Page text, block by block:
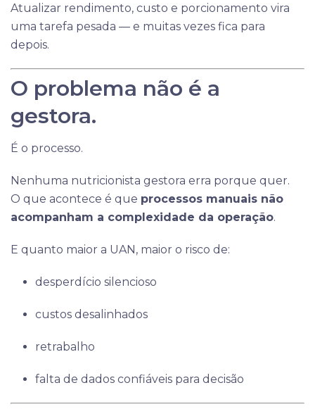
Atualizar rendimento, custo e porcionamento vira
uma tarefa pesada — e muitas vezes fica para
depois.
O problema não é a
gestora.
É o processo.
Nenhuma nutricionista gestora erra porque quer.
O que acontece é que processos manuais não
acompanham a complexidade da operação.
E quanto maior a UAN, maior o risco de:
desperdício silencioso
custos desalinhados
retrabalho
falta de dados confiáveis para decisão